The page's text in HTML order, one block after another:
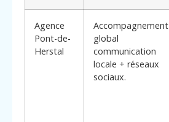
Agence
Pont-de-
Herstal
Accompagnement
global
communication
locale + réseaux
sociaux.